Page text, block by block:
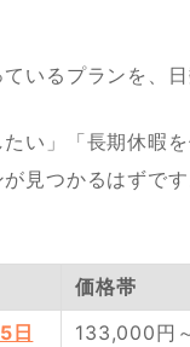
いるプランを、日
い」「長期休暇
見つかるはずで
価格帯
日
133,000円